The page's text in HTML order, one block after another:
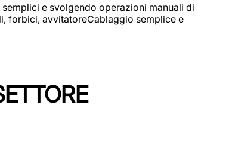
e svolgendo operazioni manuali di
forbici, avvitatoreCablaggio semplice e